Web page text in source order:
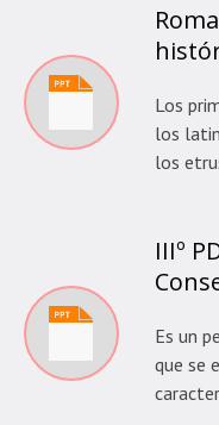
Los
los
los
IIIº
Es un
que se